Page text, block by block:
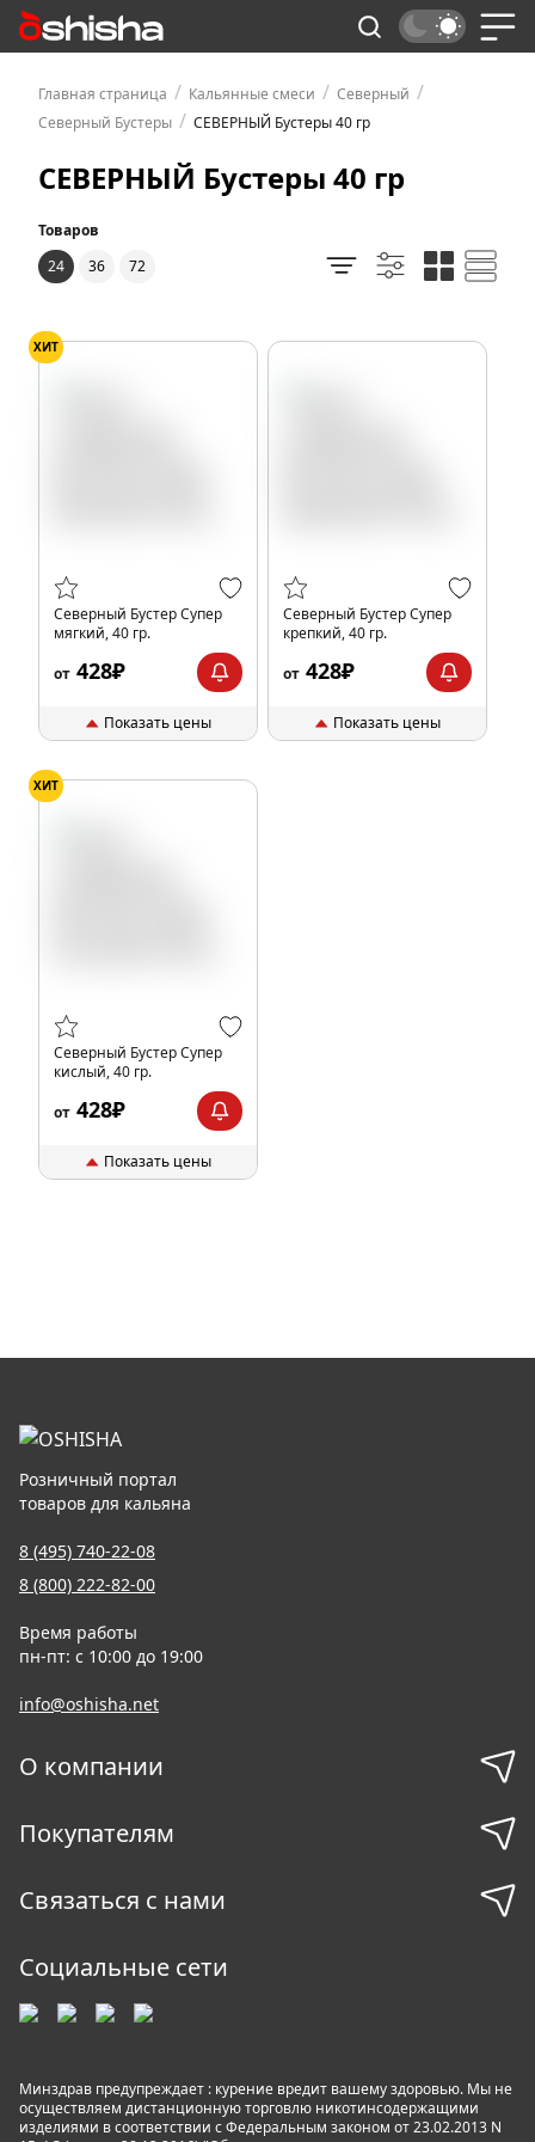
Главная страница / Кальянные смеси / Северный /
Северный Бустеры / СЕВЕРНЫЙ Бустеры 40 гр
СЕВЕРНЫЙ Бустеры 40 гр
Товаров
24
36 72
ХИТ
Северный Бустер Супер
мягкий, 40 гр.
от 428₽
Показать цены
Северный Бустер Супер
крепкий, 40 гр.
от 428₽
Показать цены
ХИТ
Северный Бустер Супер
кислый, 40 гр.
от 428₽
Показать цены
Розничный портал
товаров для кальяна
8 (495) 740-22-08
8 (800) 222-82-00
Время работы
пн-пт: с 10:00 до 19:00
info@oshisha.net
О компании
Покупателям
Связаться с нами
Социальные сети
Минздрав предупреждает : курение вредит вашему здоровью. Мы не
осуществляем дистанционную торговлю никотинсодержащими
изделиями в соответствии с Федеральным законом от 23.02.2013 N